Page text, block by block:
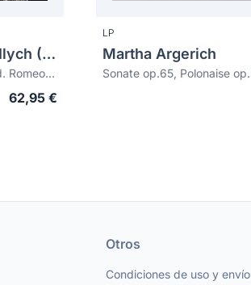
TCHAIKOVSKY, Pyotr Ilych (1840-1893)
Symphonies Nos.1-6. Manfred. Romeo and Juliet. Francesca da Rimini
62,95 €
LP
Martha Argerich
Otros
Condiciones de uso y envío